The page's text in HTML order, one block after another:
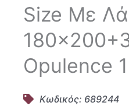
Size Με
Opulence
Κωδικός: 689244